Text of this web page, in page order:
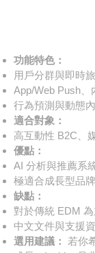
功能特色：
用戶分群與即時
App/Web Push、
行為預測與動態
適合對象：
高互動性 B2C、
優點：
AI 分析與推薦系
極適合成長型品
缺點：
對於傳統 EDM
中文文件與支援
選用建議：
若你